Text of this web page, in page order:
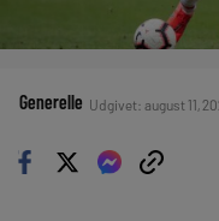
Generelle Udgivet: august 11,